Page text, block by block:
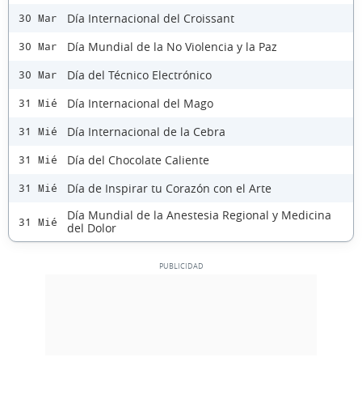
30 Mar Día Internacional del Croissant
30 Mar Día Mundial de la No Violencia y la Paz
30 Mar Día del Técnico Electrónico
31 Mié Día Internacional del Mago
31 Mié Día Internacional de la Cebra
31 Mié Día del Chocolate Caliente
31 Mié Día de Inspirar tu Corazón con el Arte
31 Mié
Día Mundial de la Anestesia Regional y Medicina
del Dolor